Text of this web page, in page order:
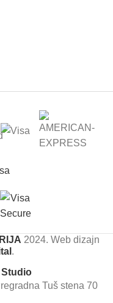
2024. Web dizajn
.
Studio